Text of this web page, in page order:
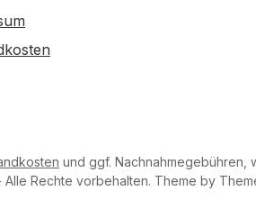
und ggf. Nachnahmegebühren,
Rechte vorbehalten. Theme by